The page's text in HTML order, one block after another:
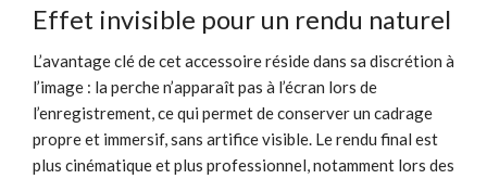
Effet invisible pour un rendu naturel
L’avantage clé de cet accessoire réside dans sa discrétion à
l’image : la perche n’apparaît pas à l’écran lors de
l’enregistrement, ce qui permet de conserver un cadrage
propre et immersif, sans artifice visible. Le rendu final est
plus cinématique et plus professionnel, notamment lors des